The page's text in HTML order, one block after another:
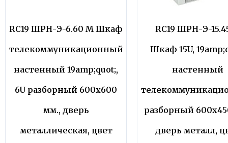
RC19 ШРН-Э-6.60 M Шкаф
телекоммуникационный
настенный 19amp;quot;,
6U разборный 600х600
мм., дверь
металлическая, цвет
RC19 ШРН-Э-
Шкаф 15U,
настенный
разборный
дверь металл,